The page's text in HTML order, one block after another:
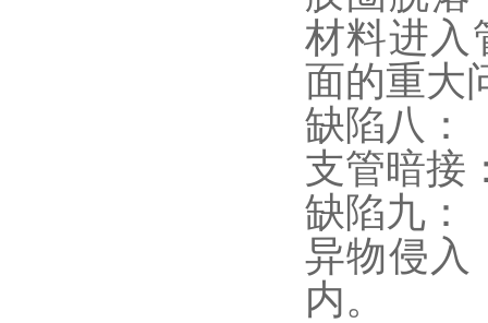
材料进入
面的重大
缺陷八：
支管暗接
缺陷九：
异物侵入
内。